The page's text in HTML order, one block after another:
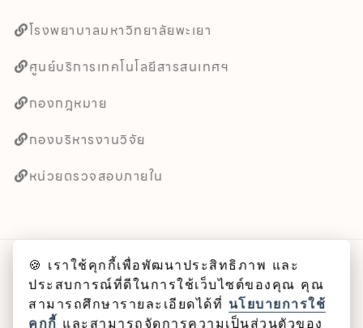
โรงพยาบาลมหาวิทยาลัยพะเยา
ศูนย์บริการเทคโนโลยีสารสนเทศฯ
กองกฎหมาย
กองบริหารงานวิจัย
หน่วยตรวจสอบภายใน
ลิขสิทธิ์ © 2025 คณะศิลปศาสตร์ มหาวิทยาลัยพะเยา
Cookie
🍪 เราใช้คุกกี้เพื่อพัฒนาประสิทธิภาพ และ
ประสบการณ์ที่ดีในการใช้เว็บไซต์ของคุณ คุณ
สามารถศึกษารายละเอียดได้ที่ นโยบายการใช้
คุกกี้ และสามารถจัดการความเป็นส่วนตัวของ